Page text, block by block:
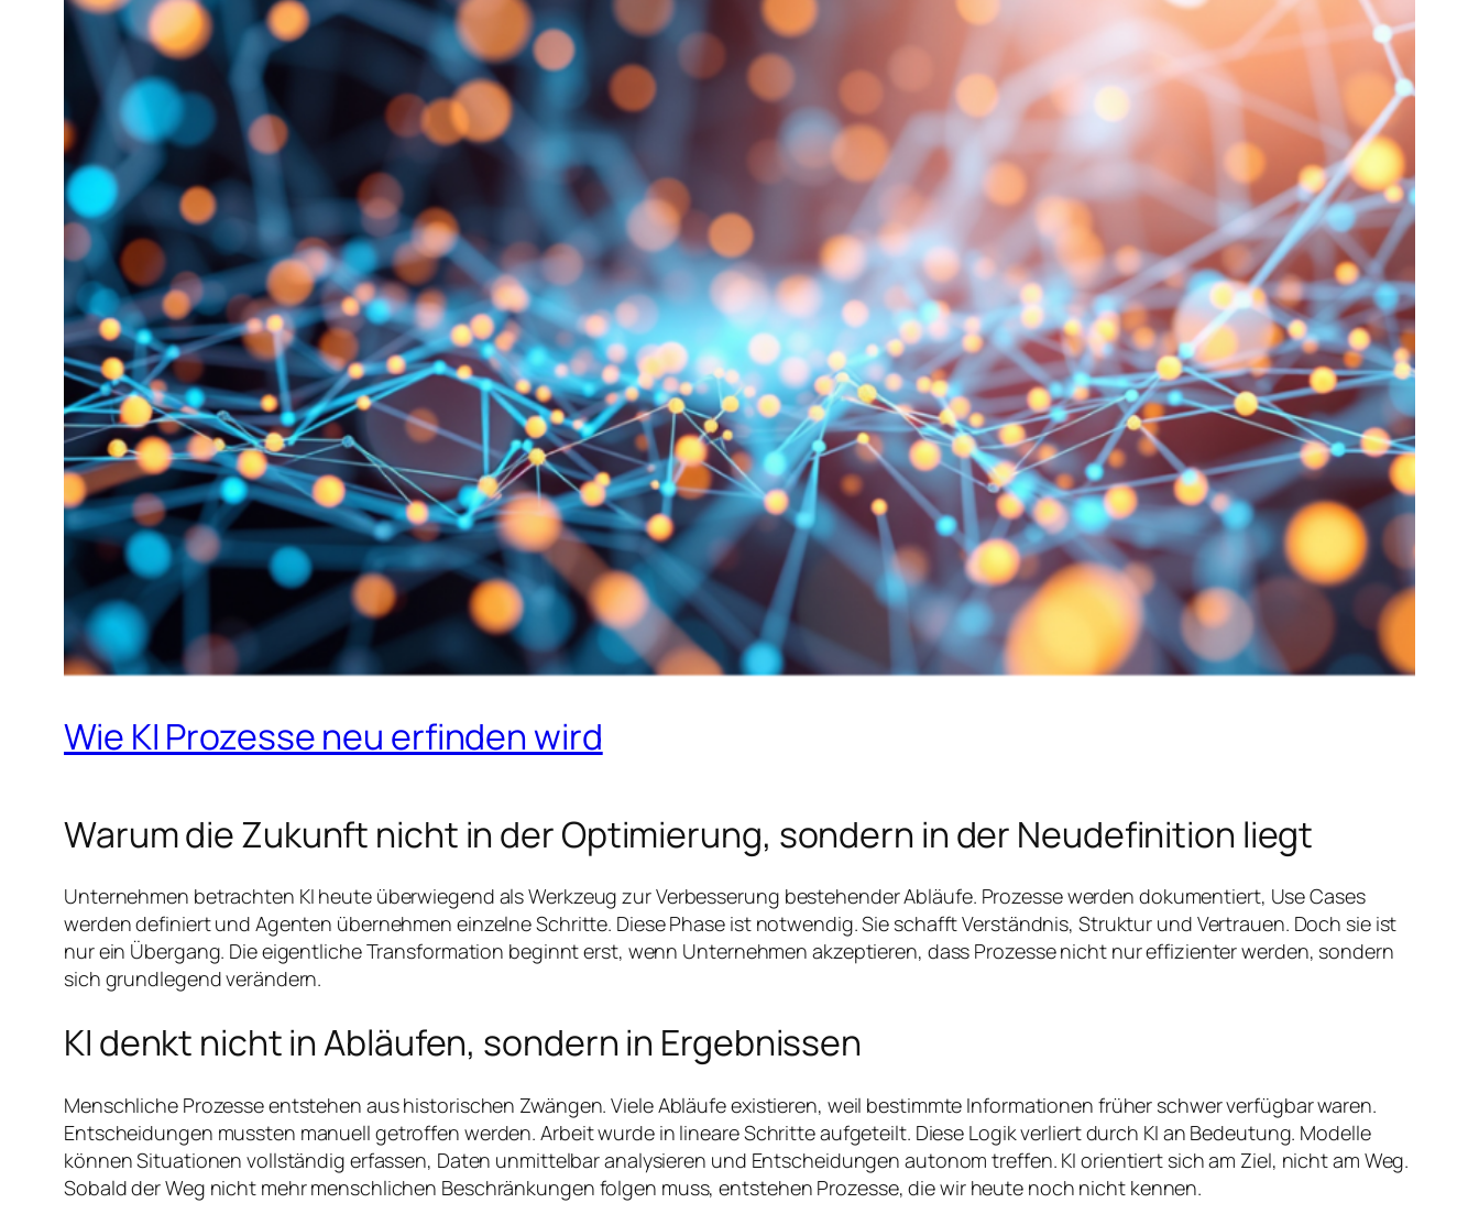
Wie KI Prozesse neu erfinden wird
Warum die Zukunft nicht in der Optimierung, sondern in der Neudefinition liegt
Unternehmen betrachten KI heute überwiegend als Werkzeug zur Verbesserung bestehender Abläufe. Prozesse werden dokumentiert, Use Cases
werden definiert und Agenten übernehmen einzelne Schritte. Diese Phase ist notwendig. Sie schafft Verständnis, Struktur und Vertrauen. Doch sie ist
nur ein Übergang. Die eigentliche Transformation beginnt erst, wenn Unternehmen akzeptieren, dass Prozesse nicht nur effizienter werden, sondern
sich grundlegend verändern.
KI denkt nicht in Abläufen, sondern in Ergebnissen
Menschliche Prozesse entstehen aus historischen Zwängen. Viele Abläufe existieren, weil bestimmte Informationen früher schwer verfügbar waren.
Entscheidungen mussten manuell getroffen werden. Arbeit wurde in lineare Schritte aufgeteilt. Diese Logik verliert durch KI an Bedeutung. Modelle
können Situationen vollständig erfassen, Daten unmittelbar analysieren und Entscheidungen autonom treffen. KI orientiert sich am Ziel, nicht am Weg.
Sobald der Weg nicht mehr menschlichen Beschränkungen folgen muss, entstehen Prozesse, die wir heute noch nicht kennen.